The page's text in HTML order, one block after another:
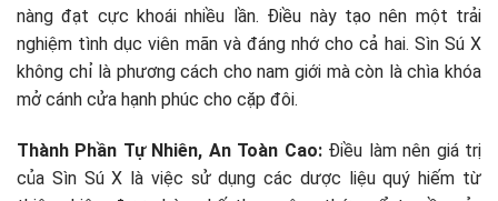
nàng đạt cực khoái nhiều lần. Điều này tạo nên một trải
nghiệm tình dục viên mãn và đáng nhớ cho cả hai. Sìn Sú X
không chỉ là phương cách cho nam giới mà còn là chìa khóa
mở cánh cửa hạnh phúc cho cặp đôi.
Thành Phần Tự Nhiên, An Toàn Cao:Điều làm nên giá trị
của Sìn Sú X là việc sử dụng các dược liệu quý hiếm từ